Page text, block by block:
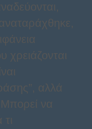
χρειάζονται
αλλά
να